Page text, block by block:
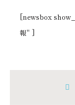
[newsbox
報" ]